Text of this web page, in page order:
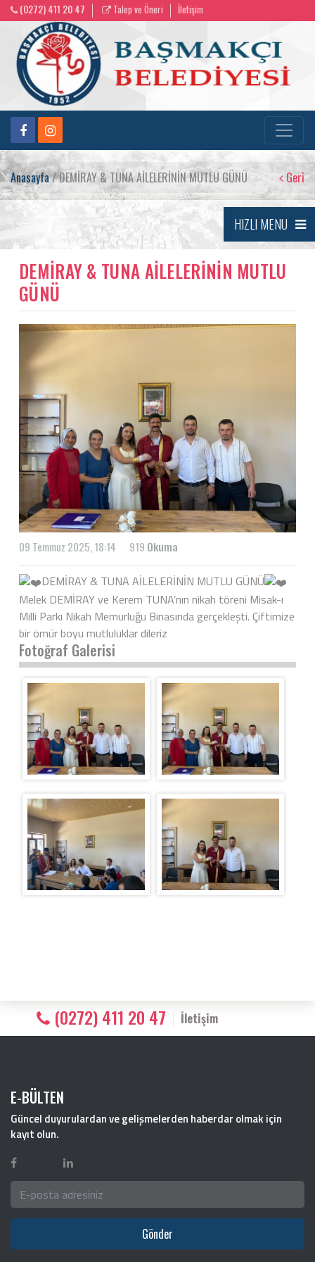
(0272) 411 20 47 Talep ve Öneri İletişim
Anasayfa/ DEMİRAY & TUNA AİLELERİNİN MUTLU GÜNÜ Geri
HIZLI MENU
DEMİRAY & TUNA AİLELERİNİN MUTLU
GÜNÜ
09 Temmuz 2025, 18:14 919 Okuma
DEMİRAY & TUNA AİLELERİNİN MUTLU GÜNÜ
Melek DEMİRAY ve Kerem TUNA’nın nikah töreni Misak-ı
Milli Parkı Nikah Memurluğu Binasında gerçekleşti. Çiftimize
bir ömür boyu mutluluklar dileriz
Fotoğraf Galerisi
(0272) 411 20 47 İletişim
E-BÜLTEN
Güncel duyurulardan ve gelişmelerden haberdar olmak için
kayıt olun.
Gönder